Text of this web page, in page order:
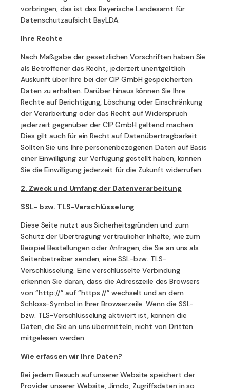
vorbringen, das ist das Bayerische Landesamt für
Datenschutzaufsicht BayLDA.
Ihre Rechte
Nach Maßgabe der gesetzlichen Vorschriften haben Sie
als Betroffener das Recht, jederzeit unentgeltlich
Auskunft über Ihre bei der CIP GmbH gespeicherten
Daten zu erhalten. Darüber hinaus können Sie Ihre
Rechte auf Berichtigung, Löschung oder Einschränkung
der Verarbeitung oder das Recht auf Widerspruch
jederzeit gegenüber der CIP GmbH geltend machen.
Dies gilt auch für ein Recht auf Datenübertragbarkeit.
Sollten Sie uns Ihre personenbezogenen Daten auf Basis
einer Einwilligung zur Verfügung gestellt haben, können
Sie die Einwilligung jederzeit für die Zukunft widerrufen.
2. Zweck und Umfang der Datenverarbeitung
SSL- bzw. TLS-Verschlüsselung
Diese Seite nutzt aus Sicherheitsgründen und zum
Schutz der Übertragung vertraulicher Inhalte, wie zum
Beispiel Bestellungen oder Anfragen, die Sie an uns als
Seitenbetreiber senden, eine SSL-bzw. TLS-
Verschlüsselung. Eine verschlüsselte Verbindung
erkennen Sie daran, dass die Adresszeile des Browsers
von “http://” auf “https://” wechselt und an dem
Schloss-Symbol in Ihrer Browserzeile. Wenn die SSL-
bzw. TLS-Verschlüsselung aktiviert ist, können die
Daten, die Sie an uns übermitteln, nicht von Dritten
mitgelesen werden.
Wie erfassen wir Ihre Daten?
Bei jedem Besuch auf unserer Website speichert der
Provider unserer Website, Jimdo, Zugriffsdaten in so